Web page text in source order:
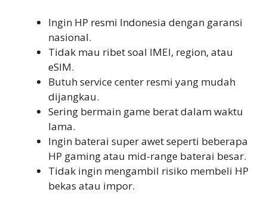
Ingin HP resmi Indonesia dengan garansi
nasional.
Tidak mau ribet soal IMEI, region, atau
eSIM.
Butuh service center resmi yang mudah
dijangkau.
Sering bermain game berat dalam waktu
lama.
Ingin baterai super awet seperti beberapa
HP gaming atau mid-range baterai besar.
Tidak ingin mengambil risiko membeli HP
bekas atau impor.